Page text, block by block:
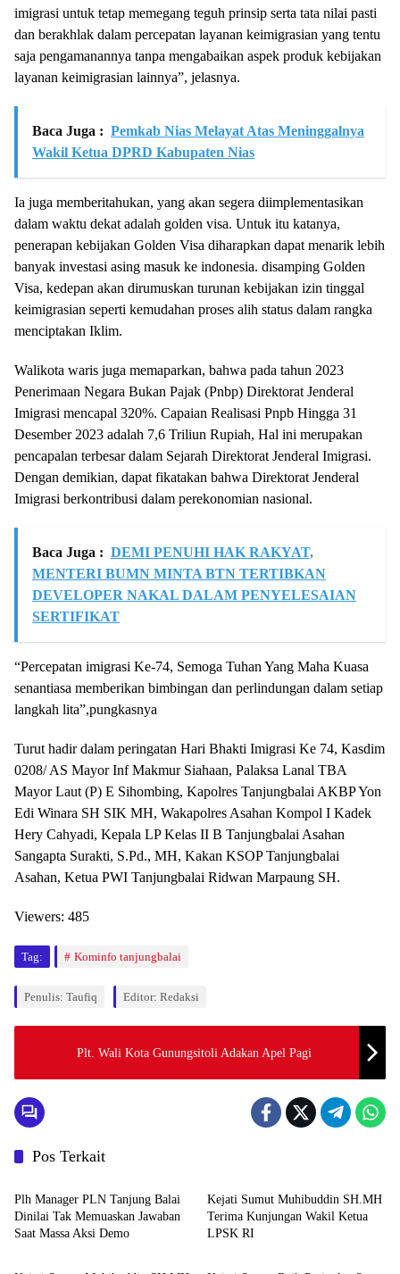
imigrasi untuk tetap memegang teguh prinsip serta tata nilai pasti
dan berakhlak dalam percepatan layanan keimigrasian yang tentu
saja pengamanannya tanpa mengabaikan aspek produk kebijakan
layanan keimigrasian lainnya”, jelasnya.
Baca Juga : Pemkab Nias Melayat Atas Meninggalnya
Wakil Ketua DPRD Kabupaten Nias
Ia juga memberitahukan, yang akan segera diimplementasikan
dalam waktu dekat adalah golden visa. Untuk itu katanya,
penerapan kebijakan Golden Visa diharapkan dapat menarik lebih
banyak investasi asing masuk ke indonesia. disamping Golden
Visa, kedepan akan dirumuskan turunan kebijakan izin tinggal
keimigrasian seperti kemudahan proses alih status dalam rangka
menciptakan Iklim.
Walikota waris juga memaparkan, bahwa pada tahun 2023
Penerimaan Negara Bukan Pajak (Pnbp) Direktorat Jenderal
Imigrasi mencapal 320%. Capaian Realisasi Pnpb Hingga 31
Desember 2023 adalah 7,6 Triliun Rupiah, Hal ini merupakan
pencapalan terbesar dalam Sejarah Direktorat Jenderal Imigrasi.
Dengan demikian, dapat fikatakan bahwa Direktorat Jenderal
Imigrasi berkontribusi dalam perekonomian nasional.
Baca Juga : DEMI PENUHI HAK RAKYAT,
MENTERI BUMN MINTA BTN TERTIBKAN
DEVELOPER NAKAL DALAM PENYELESAIAN
SERTIFIKAT
“Percepatan imigrasi Ke-74, Semoga Tuhan Yang Maha Kuasa
senantiasa memberikan bimbingan dan perlindungan dalam setiap
langkah lita”,pungkasnya
Turut hadir dalam peringatan Hari Bhakti Imigrasi Ke 74, Kasdim
0208/ AS Mayor Inf Makmur Siahaan, Palaksa Lanal TBA
Mayor Laut (P) E Sihombing, Kapolres Tanjungbalai AKBP Yon
Edi Winara SH SIK MH, Wakapolres Asahan Kompol I Kadek
Hery Cahyadi, Kepala LP Kelas II B Tanjungbalai Asahan
Sangapta Surakti, S.Pd., MH, Kakan KSOP Tanjungbalai
Asahan, Ketua PWI Tanjungbalai Ridwan Marpaung SH.
Viewers: 485
Tag: Kominfo tanjungbalai
Penulis: Taufiq Editor: Redaksi
Plt. Wali Kota Gunungsitoli Adakan Apel Pagi
Pos Terkait
Berita
Plh Manager PLN Tanjung Balai
Dinilai Tak Memuaskan Jawaban
Saat Massa Aksi Demo
Kejati Sumut Muhibuddin SH.MH
Terima Kunjungan Wakil Ketua
LPSK RI
Berita Berita